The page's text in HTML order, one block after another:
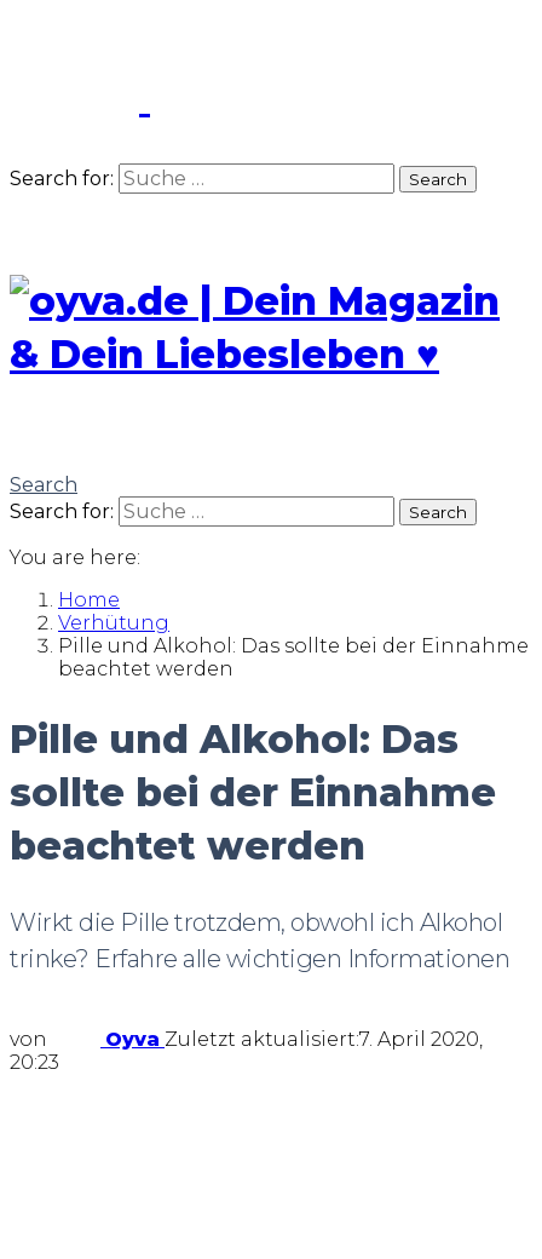
Search for: Search
Search
Search for:
Search
You are here:
Home
Verhütung
Pille und Alkohol: Das sollte bei der Einnahme
beachtet werden
Pille und Alkohol: Das
sollte bei der Einnahme
beachtet werden
Wirkt die Pille trotzdem, obwohl ich Alkohol
trinke? Erfahre alle wichtigen Informationen
von Oyva Zuletzt aktualisiert:7. April 2020,
20:23